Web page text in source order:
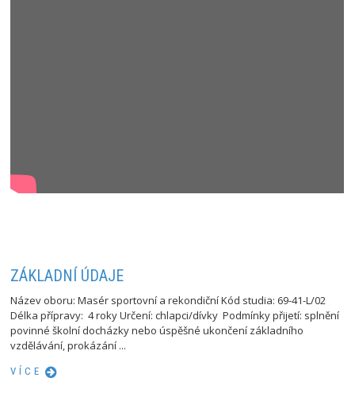
ZÁKLADNÍ ÚDAJE
Název oboru: Masér sportovní a rekondiční Kód studia: 69-41-L/02
Délka přípravy: 4 roky Určení: chlapci/dívky Podmínky přijetí: splnění
povinné školní docházky nebo úspěšné ukončení základního
vzdělávání, prokázání ...
VÍCE